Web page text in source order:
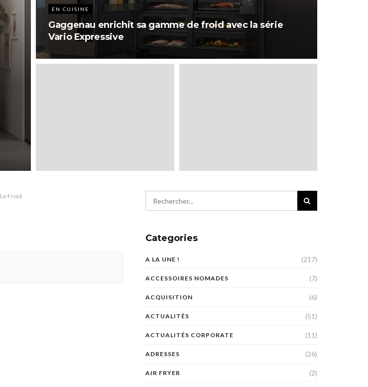
EN CUISINE
Gaggenau enrichit sa gamme de froid avec la série
Vario Expressive
Le Froid
Categories
A LA UNE ! (217)
ACCESSOIRES NOMADES (7)
ACQUISITION (6)
ACTUALITÉS (51)
ACTUALITÉS CORPORATE (11)
ADRESSES (26)
AIR FRYER (2)